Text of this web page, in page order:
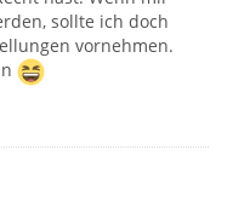
sollte ich doch
vornehmen.